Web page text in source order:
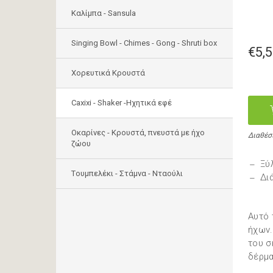
Καλίμπα - Sansula
Singing Bowl - Chimes - Gong - Shruti box
Χορευτικά Κρουστά
Caxixi - Shaker -Ηχητικά εφέ
Οκαρίνες - Κρουστά, πνευστά με ήχο
ζώου
Tουμπελέκι - Στάμνα - Νταούλι
Αυτό
ήχων.
του